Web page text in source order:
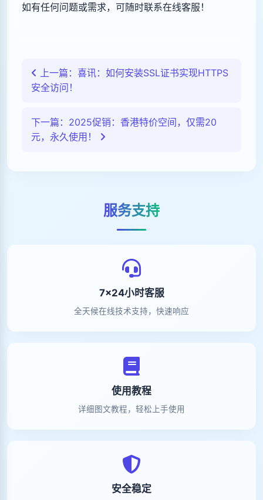
如有任何问题或需求，可随时联系在线客服！
上一篇：喜讯：如何安装SSL证书实现HTTPS
安全访问！
下一篇：2025促销：香港特价空间，仅需20
元，永久使用！
服务支持
7×24小时客服
全天候在线技术支持，快速响应
使用教程
详细图文教程，轻松上手使用
安全稳定